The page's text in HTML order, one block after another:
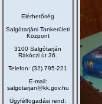
Elérhetőség
Salgótarjáni Tankerületi
Központ
3100 Salgótarján
Rákóczi út 36.
Telefon: (32) 795-221
E-mail:
salgotarjan@kk.gov.hu
Ügyfélfogadási rend: